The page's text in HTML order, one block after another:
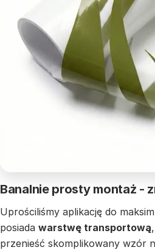
Banalnie prosty montaż -
Uprościliśmy aplikację do
posiada warstwę transportową
przenieść skomplikowany wzór